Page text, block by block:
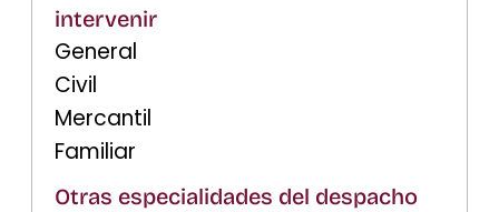
intervenir
General
Civil
Mercantil
Familiar
Otras especialidades del despacho